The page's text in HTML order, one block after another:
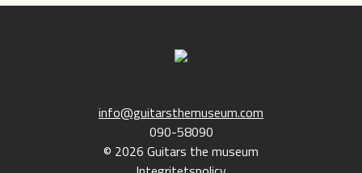
info@guitarsthemuseum.com
090-58090
© 2026 Guitars the museum